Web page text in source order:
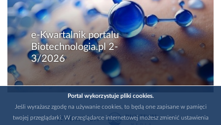
e-Kwartalnik portalu
Biotechnologia.pl 2-
3/2026
WYDAWCA
Portal wykorzystuje pliki cookies.
Jeśli wyrażasz zgodę na używanie cookies, to będą one zapisane w pamięci
twojej przeglądarki. W przeglądarce internetowej możesz zmienić ustawienia